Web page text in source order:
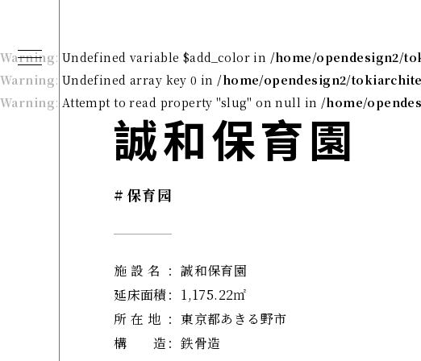
Warning: Undefined variable $add_color in /home/opendesign2/
Warning: Undefined array key 0 in /home/opendesign2/
Warning: Attempt to read property "slug" on null in /home/
誠和保育園
# 保育园
施 設 名 ： 誠和保育園
延床面積： 1,175.22㎡
所 在 地 ： 東京都あきる野市
構 造 ： 鉄骨造